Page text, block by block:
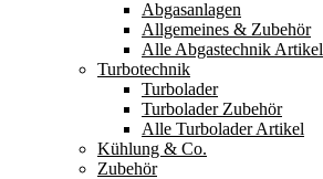
Abgasanlagen
Allgemeines & Zubehör
Alle Abgastechnik Artikel
Turbotechnik
Turbolader
Turbolader Zubehör
Alle Turbolader Artikel
Kühlung & Co.
Zubehör